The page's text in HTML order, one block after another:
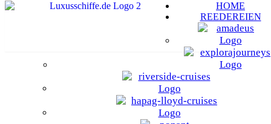
HOME
REEDEREIEN